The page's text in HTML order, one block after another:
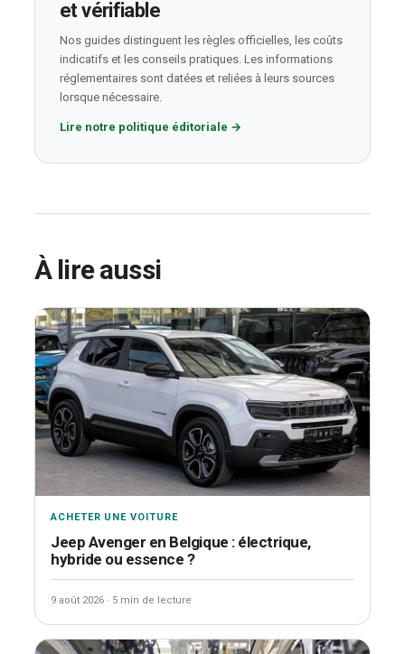
et vérifiable
Nos guides distinguent les règles officielles, les coûts
indicatifs et les conseils pratiques. Les informations
réglementaires sont datées et reliées à leurs sources
lorsque nécessaire.
Lire notre politique éditoriale →
À lire aussi
ACHETER UNE VOITURE
Jeep Avenger en Belgique : électrique,
hybride ou essence ?
9 août 2026 · 5 min de lecture